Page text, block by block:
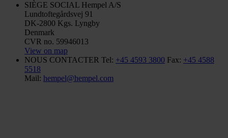
SIÈGE SOCIAL Hempel A/S
Lundtoftegårdsvej 91
DK-2800 Kgs. Lyngby
Denmark
CVR no. 59946013
View on map
NOUS CONTACTER Tel: +45 4593 3800 Fax: +45 4588
5518
Mail: hempel@hempel.com